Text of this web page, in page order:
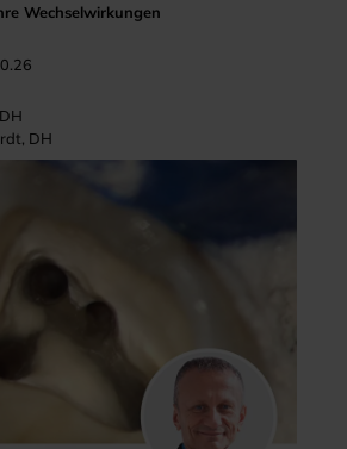
Wechselwirkungen
DH